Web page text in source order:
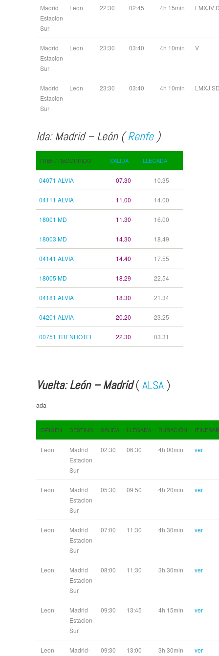
Madrid
Estacion
Sur
Leon 22:30 02:45 4h 15min LMXJV
Madrid
Estacion
Sur
Leon 23:30 03:40 4h 10min V
Madrid
Estacion
Sur
Leon 23:30 03:40 4h 10min LMXJ
Ida: Madrid – León (Renfe)
TREN / RECORRIDO SALIDA LLEGADA
04071 ALVIA 07.30 10.35
04111 ALVIA 11.00 14.00
18001 MD 11.30 16.00
18003 MD 14.30 18.49
04141 ALVIA 14.40 17.55
18005 MD 18.29 22.54
04181 ALVIA 18.30 21.34
04201 ALVIA 20.20 23.25
00751 TRENHOTEL 22.30 03.31
Vuelta: León – Madrid(ALSA)
ada
ORIGEN DESTINO SALIDA LLEGADA DURACIÓN
Leon
Madrid
Estacion
Sur
02:30 06:30 4h 00min ver
Leon
Madrid
Estacion
Sur
05:30 09:50 4h 20min ver
Leon
Madrid
Estacion
Sur
07:00 11:30 4h 30min ver
Leon
Madrid
Estacion
Sur
08:00 11:30 3h 30min ver
Leon
Madrid
Estacion
Sur
09:30 13:45 4h 15min ver
Leon Madrid- 09:30 13:00 3h 30min ver